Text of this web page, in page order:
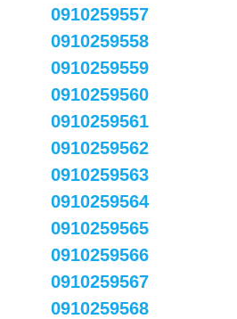
0910259557
0910259558
0910259559
0910259560
0910259561
0910259562
0910259563
0910259564
0910259565
0910259566
0910259567
0910259568